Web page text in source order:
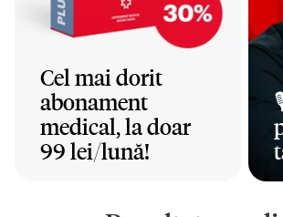
Cel mai dorit
abonament
medical, la doar
99 lei/lună!